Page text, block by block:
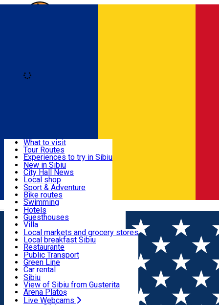
Română
Useful info
Activities & Adventure
Accommodation
Food, Drinks & Nightlife
Transport & Parking
Live Webcams
What to visit
Tour Routes
Experiences to try in Sibiu
Podcast
Culture
Museums
Churches
Parks, Zoo
County of Sibiu
New in Sibiu
City Hall News
Local shop
Sibiu artisans
Sibiul Verde
Public services
Education
How do I get to Sibiu
Tourist Info
Tour Guides
Guided tours
Publicații locale
Beauty salons
Sport & Adventure
Bike routes
Swimming
Riding
Indoor activities
Loc de joacă indoor
Loc de joacă outdoor
Ski
Ice skating
Yoga
Hotels
Guesthouses
Villa
Hostels
Motel
Camping
Renting rooms
Rooms for rent
Accommodation outside Sibiu
Local markets and grocery stores
Local breakfast Sibiu
Restaurante
Pizza
Fast Food
Coffee
Sweets
Pub, Bar
Night clubs
Bakeries
Public Transport
Green Line
Car rental
Rent a bike
Scooter rentals
Taxi
Ride Sharing
Sibiu
View of Sibiu from Gusterita
Arena Platoș
Live Webcams